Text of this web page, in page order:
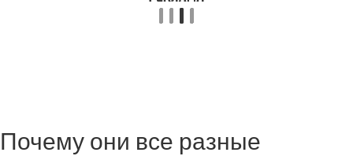
Почему они все разные